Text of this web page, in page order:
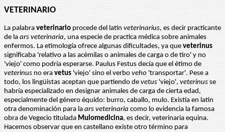
VETERINARIO
La palabra veterinario procede del latín veterinarius, es decir practicante
de la ars veterinaria, una especie de practica médica sobre animales
enfermos. La etimología ofrece algunas dificultades, ya que veterinus
significaba 'relativo a las acémilas o animales de carga o de tiro' y no
'viejo' como podría esperarse. Paulus Festus decía que el étimo de
veterinus no era vetus 'viejo' sino el verbo veho 'transportar'. Pese a
todo, los lingüistas aceptan que partiendo de vetus 'viejo', veterinus se
habría especializado en designar animales de carga de cierta edad,
especialmente del género équido: burro, caballo, mulo. Existía en latín
otra denominación para la ars veterinaria como lo evidencia la famosa
obra de Vegecio titulada Mulomedicina, es decir, veterinaria equina.
Hacemos observar que en castellano existe otro término para